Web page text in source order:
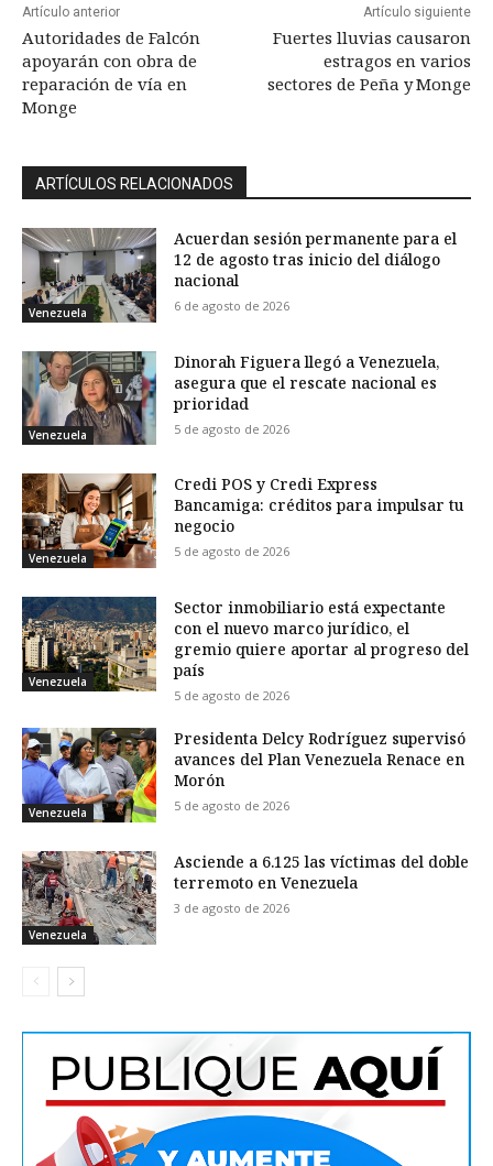
Artículo anterior
Autoridades de Falcón
apoyarán con obra de
reparación de vía en
Monge
Artículo siguiente
Fuertes lluvias causaron
estragos en varios
sectores de Peña y Monge
ARTÍCULOS RELACIONADOS
Venezuela
Acuerdan sesión permanente para el
12 de agosto tras inicio del diálogo
nacional
6 de agosto de 2026
Venezuela
Dinorah Figuera llegó a Venezuela,
asegura que el rescate nacional es
prioridad
5 de agosto de 2026
Venezuela
Credi POS y Credi Express
Bancamiga: créditos para impulsar tu
negocio
5 de agosto de 2026
Venezuela
Sector inmobiliario está expectante
con el nuevo marco jurídico, el
gremio quiere aportar al progreso del
país
5 de agosto de 2026
Venezuela
Presidenta Delcy Rodríguez supervisó
avances del Plan Venezuela Renace en
Morón
5 de agosto de 2026
Venezuela
Asciende a 6.125 las víctimas del doble
terremoto en Venezuela
3 de agosto de 2026